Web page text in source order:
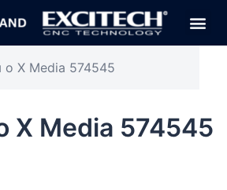
X Media 574545
X Media 574545